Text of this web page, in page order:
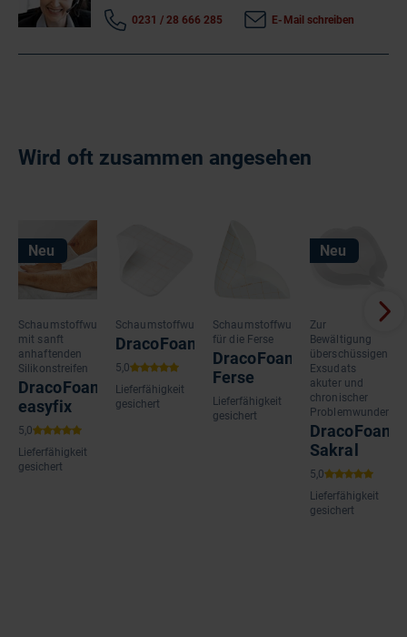
0231 / 28 666 285 E-Mail schreiben
Wird oft zusammen angesehen
Neu
Schaumstoffwundauflage
mit sanft
anhaftenden
Silikonstreifen
DracoFoam
easyfix
Lieferfähigkeit
gesichert
Schaumstoffwundauflage
DracoFoam
Lieferfähigkeit
gesichert
Schaumstoffwundauflage
für die Ferse
DracoFoam
Ferse
Lieferfähigkeit
gesichert
Neu
Zur
Bewältigung
überschüssigen
Exsudats
akuter und
chronischer
Problemwunden
DracoFoam
Sakral
Lieferfähigkeit
gesichert